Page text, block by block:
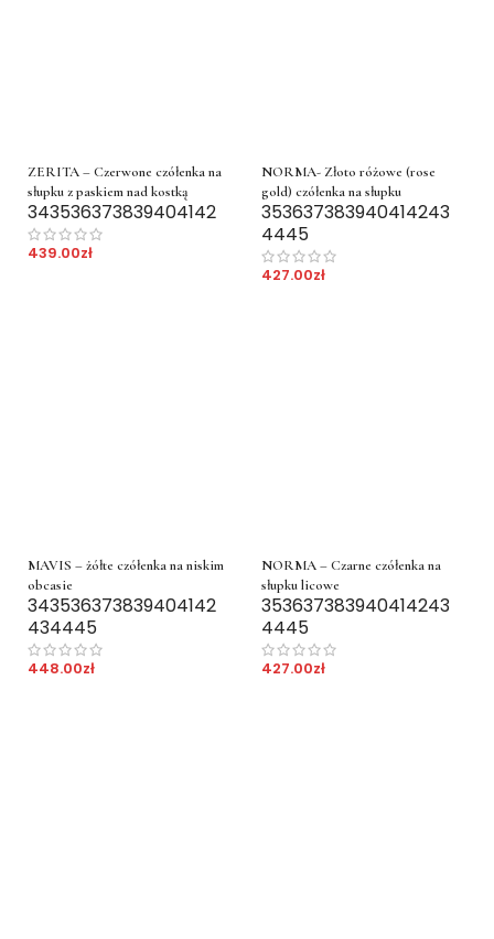
ZERITA – Czerwone czółenka na
słupku z paskiem nad kostką
343536373839404142
439.00zł
NORMA- Złoto różowe (rose
gold) czółenka na słupku
353637383940414243
4445
427.00zł
MAVIS – żółte czółenka na niskim
obcasie
343536373839404142
434445
448.00zł
NORMA – Czarne czółenka na
słupku licowe
353637383940414243
4445
427.00zł